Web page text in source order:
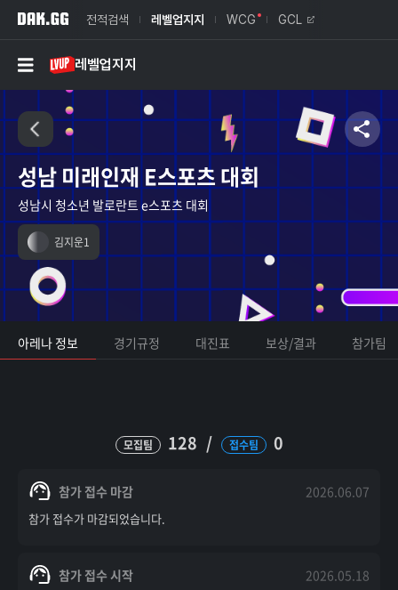
전적검색 레벨업지지 WCG GCL
레벨업지지
성남 미래인재 E스포츠 대회
성남시 청소년 발로란트 e스포츠 대회
김지운1
아레나 정보 경기규정 대진표 보상/결과 참가팀
모집팀 128 / 접수팀 0
참가 접수 마감 2026.06.07
참가 접수가 마감되었습니다.
참가 접수 시작 2026.05.18